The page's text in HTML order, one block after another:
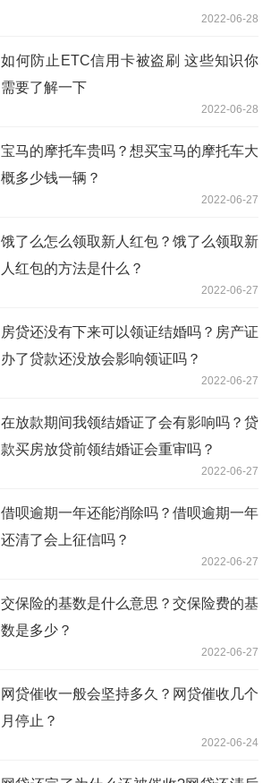
2022-06-28
如何防止ETC信用卡被盗刷 这些知识你
需要了解一下
2022-06-28
宝马的摩托车贵吗？想买宝马的摩托车大
概多少钱一辆？
2022-06-27
饿了么怎么领取新人红包？饿了么领取新
人红包的方法是什么？
2022-06-27
房贷还没有下来可以领证结婚吗？房产证
办了贷款还没放会影响领证吗？
2022-06-27
在放款期间我领结婚证了会有影响吗？贷
款买房放贷前领结婚证会重审吗？
2022-06-27
借呗逾期一年还能消除吗？借呗逾期一年
还清了会上征信吗？
2022-06-27
交保险的基数是什么意思？交保险费的基
数是多少？
2022-06-27
网贷催收一般会坚持多久？网贷催收几个
月停止？
2022-06-24